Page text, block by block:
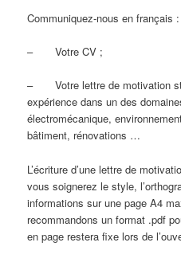
Communiquez-nous en français :
– Votre CV ;
– Votre lettre de motivation
expérience dans un des
électromécanique,
bâtiment, rénovations …
L’écriture d’une lettre de
vous soignerez le style,
informations sur une page A4
recommandons un format .pdf
en page restera fixe lors de